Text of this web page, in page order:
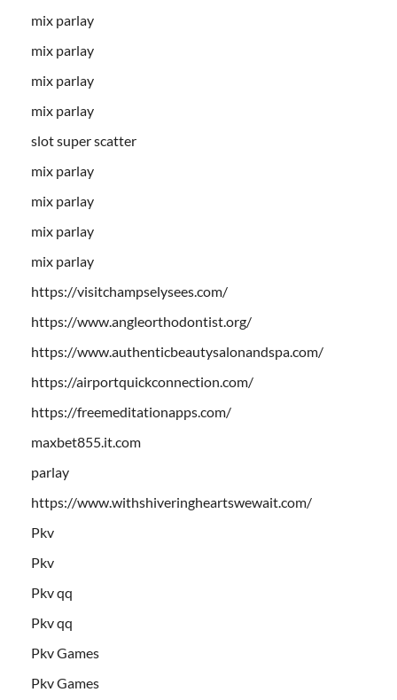
mix parlay
mix parlay
mix parlay
mix parlay
slot super scatter
mix parlay
mix parlay
mix parlay
mix parlay
https://visitchampselysees.com/
https://www.angleorthodontist.org/
https://www.authenticbeautysalonandspa.com/
https://airportquickconnection.com/
https://freemeditationapps.com/
maxbet855.it.com
parlay
https://www.withshiveringheartswewait.com/
Pkv
Pkv
Pkv qq
Pkv qq
Pkv Games
Pkv Games